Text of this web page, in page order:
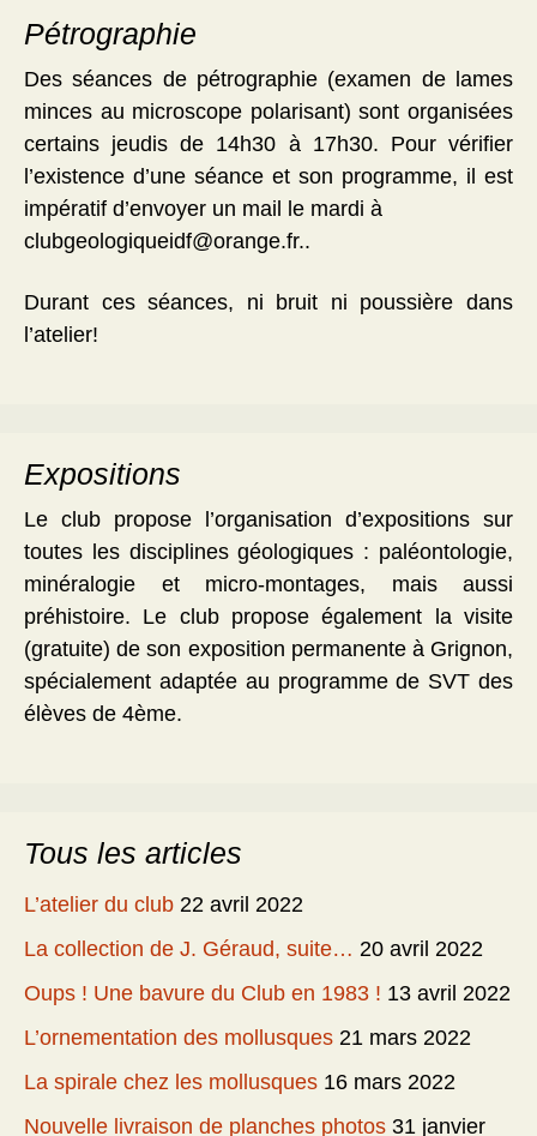
Pétrographie
Des séances de pétrographie (examen de lames
minces au microscope polarisant) sont organisées
certains jeudis de 14h30 à 17h30. Pour vérifier
l’existence d’une séance et son programme, il est
impératif d’envoyer un mail le mardi à
clubgeologiqueidf@orange.fr..
Durant ces séances, ni bruit ni poussière dans
l’atelier!
Expositions
Le club propose l’organisation d’expositions sur
toutes les disciplines géologiques : paléontologie,
minéralogie et micro-montages, mais aussi
préhistoire. Le club propose également la visite
(gratuite) de son exposition permanente à Grignon,
spécialement adaptée au programme de SVT des
élèves de 4ème.
Tous les articles
L’atelier du club 22 avril 2022
La collection de J. Géraud, suite… 20 avril 2022
Oups ! Une bavure du Club en 1983 ! 13 avril 2022
L’ornementation des mollusques 21 mars 2022
La spirale chez les mollusques 16 mars 2022
Nouvelle livraison de planches photos 31 janvier